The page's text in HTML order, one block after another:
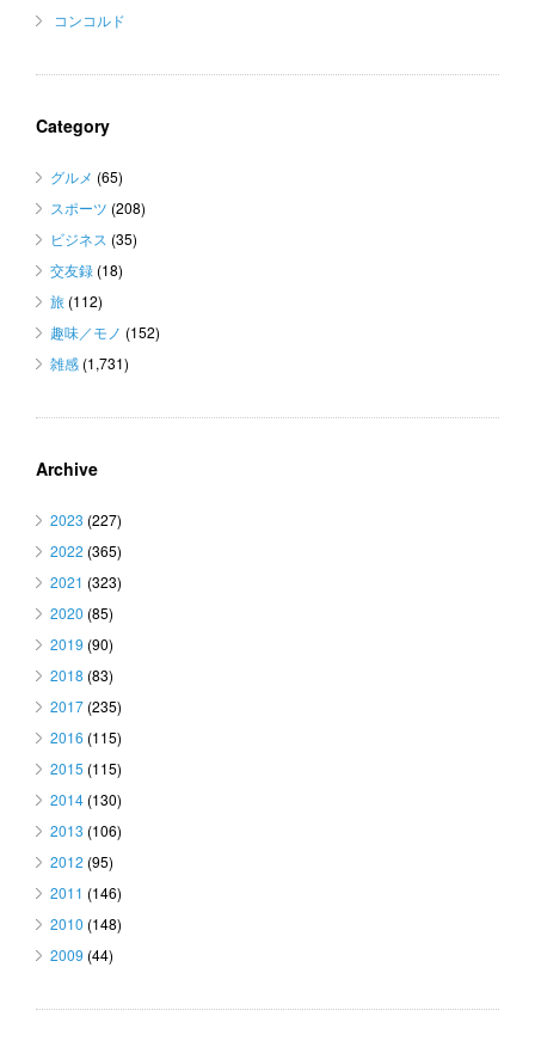
コンコルド
Category
グルメ (65)
スポーツ (208)
ビジネス (35)
交友録 (18)
旅 (112)
趣味／モノ (152)
雑感 (1,731)
Archive
2023 (227)
2022 (365)
2021 (323)
2020 (85)
2019 (90)
2018 (83)
2017 (235)
2016 (115)
2015 (115)
2014 (130)
2013 (106)
2012 (95)
2011 (146)
2010 (148)
2009 (44)